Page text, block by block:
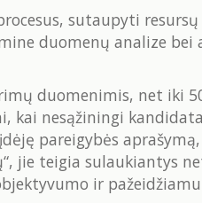
sutaupyti
duomenų analize
duomenimis, net iki
kai nesąžiningi
pareigybės
jie teigia sulaukiantys
ir